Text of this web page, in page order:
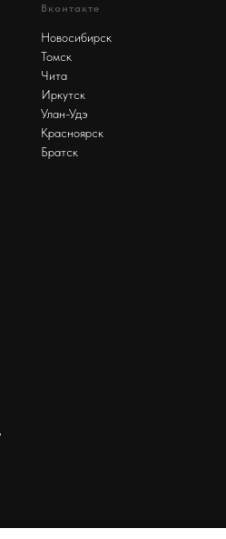
Вконтакте
Новосибирск
Томск
Чита
Иркутск
Улан-Удэ
Красноярск
Братск